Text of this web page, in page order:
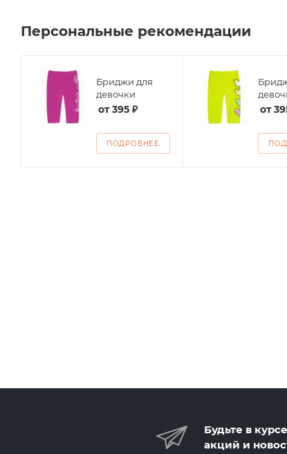
Персональные рекомендации
Бриджи для
девочки
от395 ₽
ПОДРОБНЕЕ
от
Будьте в
акций и